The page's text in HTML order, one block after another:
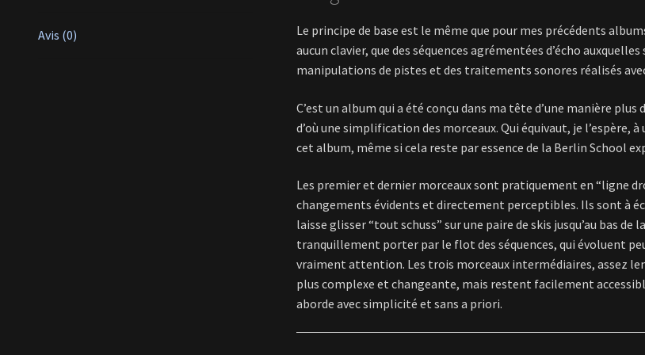
Avis (0)
Le principe de base est le même que pour mes précédents
aucun clavier, que des séquences agrémentées d’écho auxquelles
manipulations de pistes et des traitements sonores réalisés
C’est un album qui a été conçu dans ma tête d’une manière plus
d’où une simplification des morceaux. Qui équivaut, je l’espère, à
cet album, même si cela reste par essence de la Berlin School
Les premier et dernier morceaux sont pratiquement en “ligne
changements évidents et directement perceptibles. Ils sont à
laisse glisser “tout schuss” sur une paire de skis jusqu’au bas de
tranquillement porter par le flot des séquences, qui évoluent
vraiment attention. Les trois morceaux intermédiaires, assez
plus complexe et changeante, mais restent facilement
aborde avec simplicité et sans a priori.